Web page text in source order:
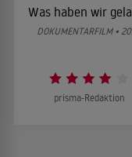
Was haben wir
DOKUMENTARFILM •
prisma-Redaktion